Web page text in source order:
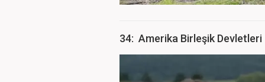
34: Amerika Birleşik Devletleri